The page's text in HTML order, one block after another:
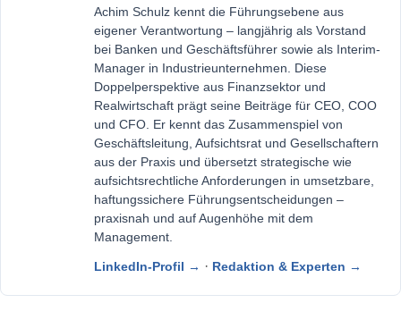
Achim Schulz kennt die Führungsebene aus
eigener Verantwortung – langjährig als Vorstand
bei Banken und Geschäftsführer sowie als Interim-
Manager in Industrieunternehmen. Diese
Doppelperspektive aus Finanzsektor und
Realwirtschaft prägt seine Beiträge für CEO, COO
und CFO. Er kennt das Zusammenspiel von
Geschäftsleitung, Aufsichtsrat und Gesellschaftern
aus der Praxis und übersetzt strategische wie
aufsichtsrechtliche Anforderungen in umsetzbare,
haftungssichere Führungsentscheidungen –
praxisnah und auf Augenhöhe mit dem
Management.
LinkedIn-Profil → · Redaktion & Experten →